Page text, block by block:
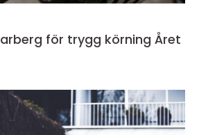
för trygg körning Året